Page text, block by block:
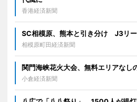
香港経済新聞
SC相模原、熊本と引き分け J3リ
相模原町田経済新聞
関門海峡花火大会、無料エリアなし
小倉経済新聞